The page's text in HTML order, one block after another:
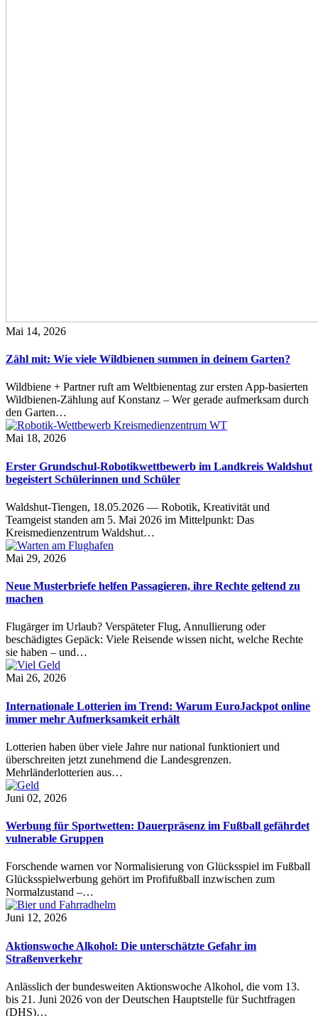
Mai 14, 2026
Zähl mit: Wie viele Wildbienen summen in deinem Garten?
Wildbiene + Partner ruft am Weltbienentag zur ersten App-basierten
Wildbienen-Zählung auf Konstanz – Wer gerade aufmerksam durch
den Garten…
Mai 18, 2026
Erster Grundschul-Robotikwettbewerb im Landkreis Waldshut
begeistert Schülerinnen und Schüler
Waldshut-Tiengen, 18.05.2026 — Robotik, Kreativität und
Teamgeist standen am 5. Mai 2026 im Mittelpunkt: Das
Kreismedienzentrum Waldshut…
Mai 29, 2026
Neue Musterbriefe helfen Passagieren, ihre Rechte geltend zu
machen
Flugärger im Urlaub? Verspäteter Flug, Annullierung oder
beschädigtes Gepäck: Viele Reisende wissen nicht, welche Rechte
sie haben – und…
Mai 26, 2026
Internationale Lotterien im Trend: Warum EuroJackpot online
immer mehr Aufmerksamkeit erhält
Lotterien haben über viele Jahre nur national funktioniert und
überschreiten jetzt zunehmend die Landesgrenzen.
Mehrländerlotterien aus…
Juni 02, 2026
Werbung für Sportwetten: Dauerpräsenz im Fußball gefährdet
vulnerable Gruppen
Forschende warnen vor Normalisierung von Glücksspiel im Fußball
Glücksspielwerbung gehört im Profifußball inzwischen zum
Normalzustand –…
Juni 12, 2026
Aktionswoche Alkohol: Die unterschätzte Gefahr im
Straßenverkehr
Anlässlich der bundesweiten Aktionswoche Alkohol, die vom 13.
bis 21. Juni 2026 von der Deutschen Hauptstelle für Suchtfragen
(DHS)…